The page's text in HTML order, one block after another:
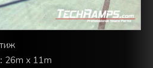
26m x 11m